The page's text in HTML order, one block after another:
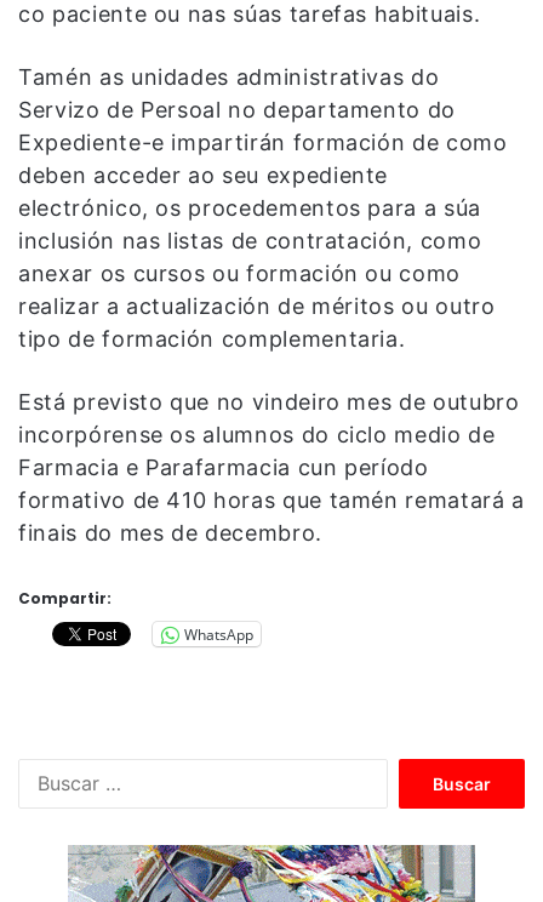
co paciente ou nas súas tarefas habituais.
Tamén as unidades administrativas do
Servizo de Persoal no departamento do
Expediente-e impartirán formación de como
deben acceder ao seu expediente
electrónico, os procedementos para a súa
inclusión nas listas de contratación, como
anexar os cursos ou formación ou como
realizar a actualización de méritos ou outro
tipo de formación complementaria.
Está previsto que no vindeiro mes de outubro
incorpórense os alumnos do ciclo medio de
Farmacia e Parafarmacia cun período
formativo de 410 horas que tamén rematará a
finais do mes de decembro.
Compartir:
WhatsApp
c
a